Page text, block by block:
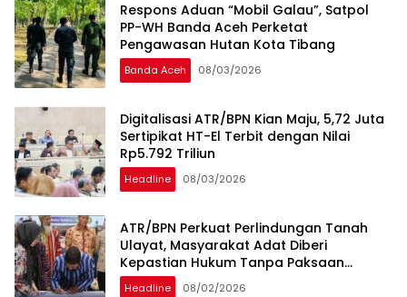
Respons Aduan “Mobil Galau”, Satpol
PP-WH Banda Aceh Perketat
Pengawasan Hutan Kota Tibang
Banda Aceh 08/03/2026
Digitalisasi ATR/BPN Kian Maju, 5,72 Juta
Sertipikat HT-El Terbit dengan Nilai
Rp5.792 Triliun
Headline 08/03/2026
ATR/BPN Perkuat Perlindungan Tanah
Ulayat, Masyarakat Adat Diberi
Kepastian Hukum Tanpa Paksaan
Sertipikasi
Headline 08/02/2026